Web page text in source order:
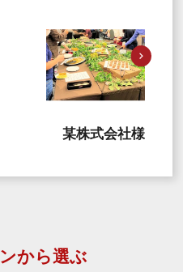
某株式会社様
から選ぶ